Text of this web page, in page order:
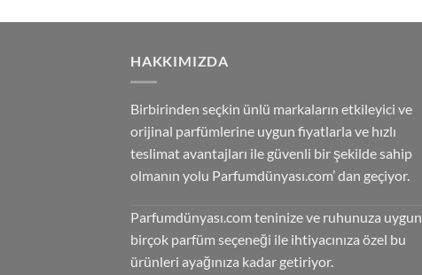
HAKKIMIZDA
Birbirinden seçkin ünlü markaların etkileyici ve
orijinal parfümlerine uygun fiyatlarla ve hızlı
teslimat avantajları ile güvenli bir şekilde sahip
olmanın yolu Parfumdünyası.com’ dan geçiyor.
Parfumdünyası.com teninize ve ruhunuza uygun
birçok parfüm seçeneği ile ihtiyacınıza özel bu
ürünleri ayağınıza kadar getiriyor.